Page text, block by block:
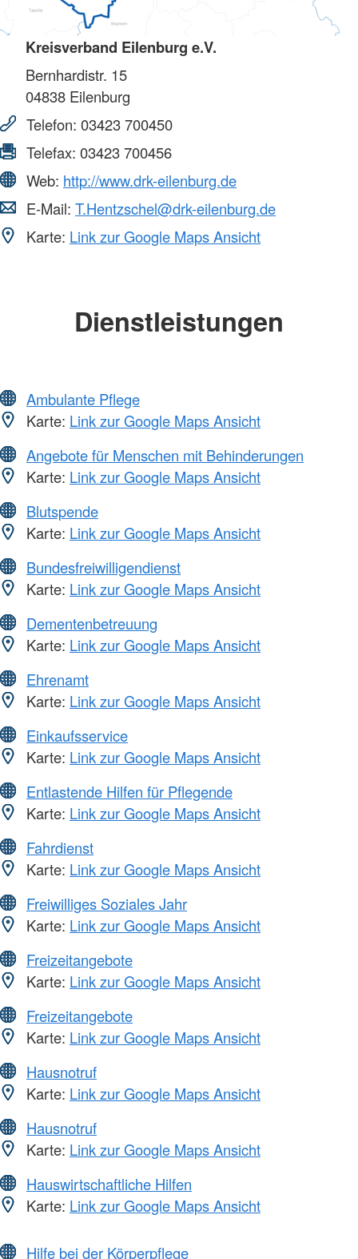
Kreisverband Eilenburg e.V.
Bernhardistr. 15
04838 Eilenburg
Telefon: 03423 700450
Telefax: 03423 700456
Web: http://www.drk-eilenburg.de
E-Mail: T.Hentzschel@drk-eilenburg.de
Karte: Link zur Google Maps Ansicht
Dienstleistungen
Ambulante Pflege
Karte: Link zur Google Maps Ansicht
Angebote für Menschen mit Behinderungen
Karte: Link zur Google Maps Ansicht
Blutspende
Karte: Link zur Google Maps Ansicht
Bundesfreiwilligendienst
Karte: Link zur Google Maps Ansicht
Dementenbetreuung
Karte: Link zur Google Maps Ansicht
Ehrenamt
Karte: Link zur Google Maps Ansicht
Einkaufsservice
Karte: Link zur Google Maps Ansicht
Entlastende Hilfen für Pflegende
Karte: Link zur Google Maps Ansicht
Fahrdienst
Karte: Link zur Google Maps Ansicht
Freiwilliges Soziales Jahr
Karte: Link zur Google Maps Ansicht
Freizeitangebote
Karte: Link zur Google Maps Ansicht
Freizeitangebote
Karte: Link zur Google Maps Ansicht
Hausnotruf
Karte: Link zur Google Maps Ansicht
Hausnotruf
Karte: Link zur Google Maps Ansicht
Hauswirtschaftliche Hilfen
Karte: Link zur Google Maps Ansicht
Hilfe bei der Körperpflege